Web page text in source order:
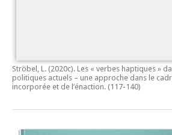
Ströbel, L. (2020c). Les « verbes haptiques »
politiques actuels – une approche dans le
incorporée et de l’énaction. (117-140)